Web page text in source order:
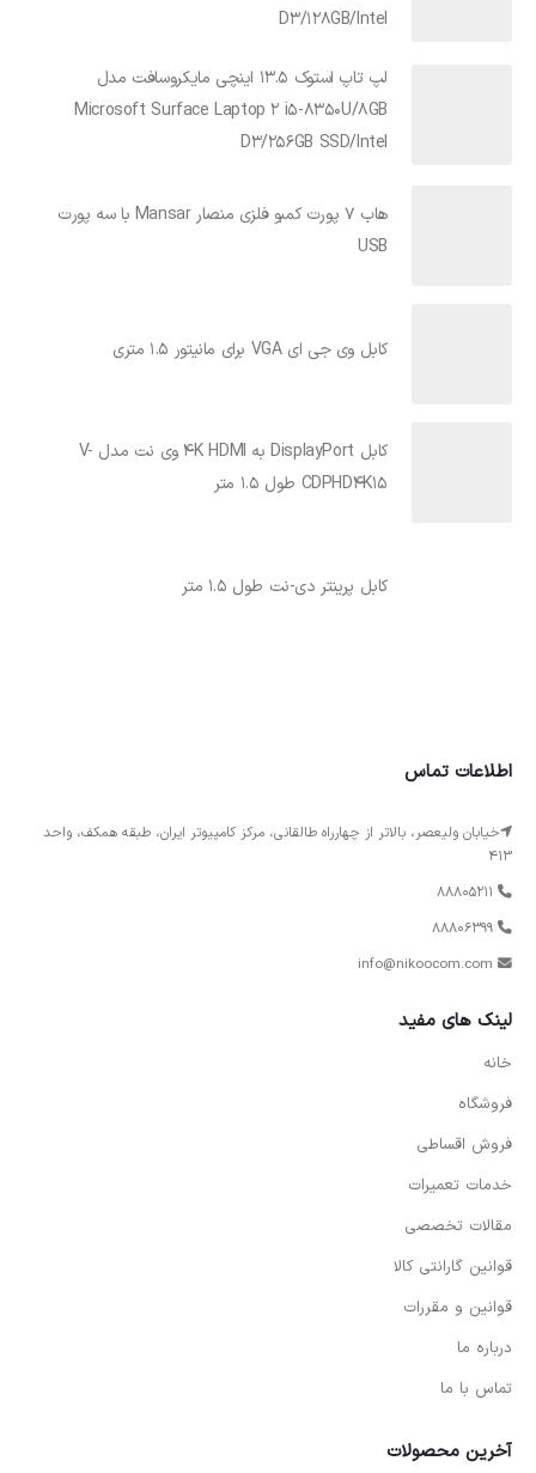
D3/128GB/Intel
لپ تاپ استوک 13.5 اینچی مایکروسافت مدل
Microsoft Surface Laptop 2 i5-8350U/8GB
D3/256GB SSD/Intel
هاب 7 پورت کمبو فلزی منصار Mansar با سه پورت
USB
کابل وی جی ای VGA برای مانیتور 1.5 متری
کابل DisplayPort به 4K HDMI وی نت مدل V-
CDPHD4K15 طول 1.5 متر
کابل پرینتر دی-نت طول 1.5 متر
اطلاعات تماس
خیابان ولیعصر، بالاتر از چهارراه طالقانی، مرکز کامپیوتر ایران، طبقه همکف، واحد
413
88805211
88806399
info@nikoocom.com
لینک های مفید
خانه
فروشگاه
فروش اقساطی
خدمات تعمیرات
مقالات تخصصی
قوانین گارانتی کالا
قوانین و مقررات
درباره ما
تماس با ما
آخرین محصولات